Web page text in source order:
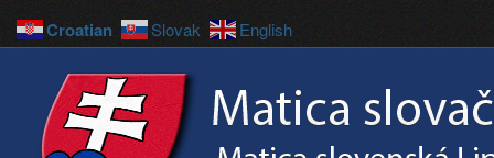
Croatian Slovak English